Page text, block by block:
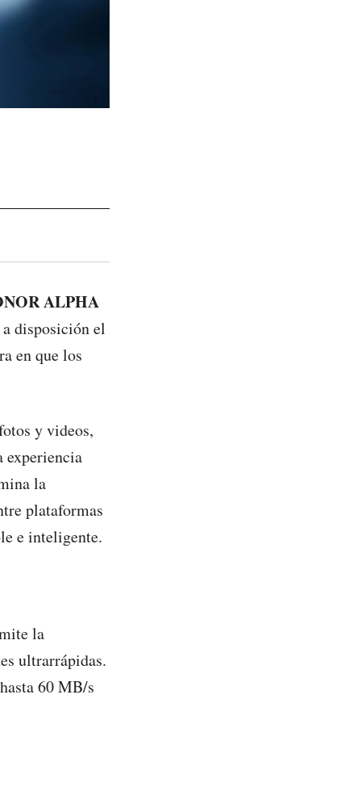
ALPHA
disposición el
en que los
y videos,
experiencia
la
plataformas
e inteligente.
la
ultrarrápidas.
60 MB/s